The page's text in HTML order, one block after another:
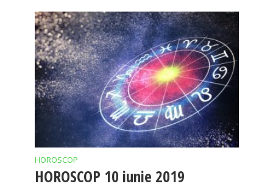
HOROSCOP
HOROSCOP 10 iunie 2019